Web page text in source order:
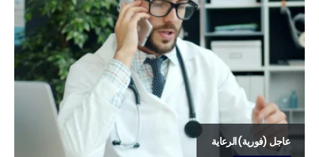
عاجل (فورية) الرعاية